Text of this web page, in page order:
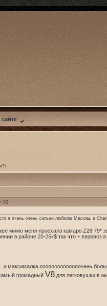
сайте
16
я очень очень сильно любмлю Масклы, а
мимо меня проехала камаро Z28 79*
в районе 20-25к$ так что +
и максималка оооооооооооооочень
громадный V8 для легковушки в